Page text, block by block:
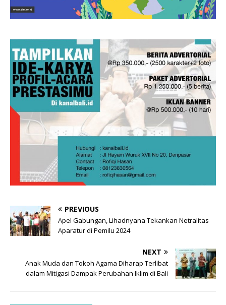
PREVIOUS
Apel Gabungan, Lihadnyana Tekankan Netralitas
Aparatur di Pemilu 2024
NEXT
Anak Muda dan Tokoh Agama Diharap Terlibat
dalam Mitigasi Dampak Perubahan Iklim di Bali